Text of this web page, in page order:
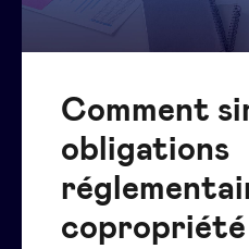
Comment
obligations
copropriété